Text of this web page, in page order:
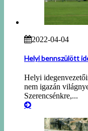
2022-04-04
Helyi bennszülött
Helyi
nem igazán
Szerencsénkre,...